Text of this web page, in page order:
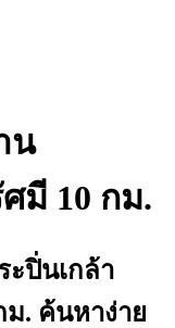
น
มี 10 กม.
ปิ่นเกล้า
ม. ค้นหาง่าย